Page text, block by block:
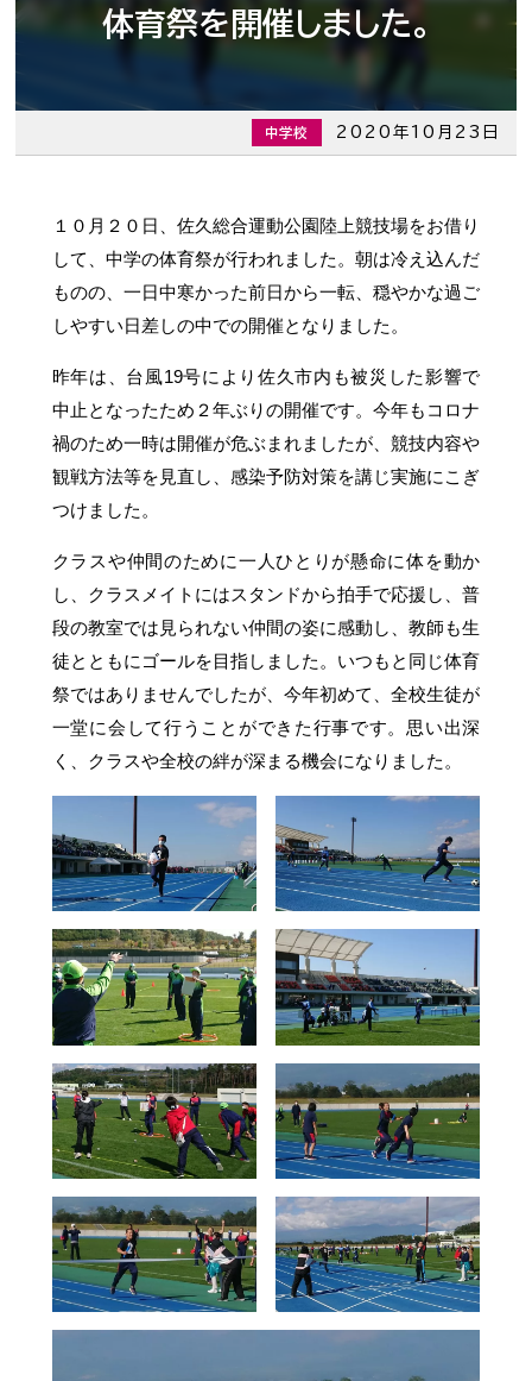
体育祭を開催しました。
中学校 2020年10月23日
１０月２０日、佐久総合運動公園陸上競技場をお借り
して、中学の体育祭が行われました。朝は冷え込んだ
ものの、一日中寒かった前日から一転、穏やかな過ご
しやすい日差しの中での開催となりました。
昨年は、台風19号により佐久市内も被災した影響で
中止となったため２年ぶりの開催です。今年もコロナ
禍のため一時は開催が危ぶまれましたが、競技内容や
観戦方法等を見直し、感染予防対策を講じ実施にこぎ
つけました。
クラスや仲間のために一人ひとりが懸命に体を動か
し、クラスメイトにはスタンドから拍手で応援し、普
段の教室では見られない仲間の姿に感動し、教師も生
徒とともにゴールを目指しました。いつもと同じ体育
祭ではありませんでしたが、今年初めて、全校生徒が
一堂に会して行うことができた行事です。思い出深
く、クラスや全校の絆が深まる機会になりました。